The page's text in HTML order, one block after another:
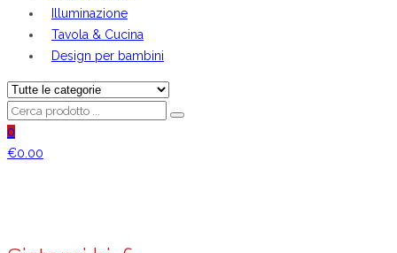
Illuminazione
Tavola & Cucina
Design per bambini
0
€0.00